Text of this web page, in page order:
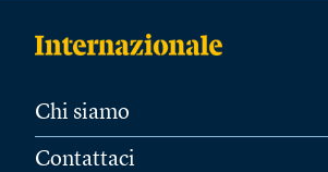
Chi siamo
Contattaci